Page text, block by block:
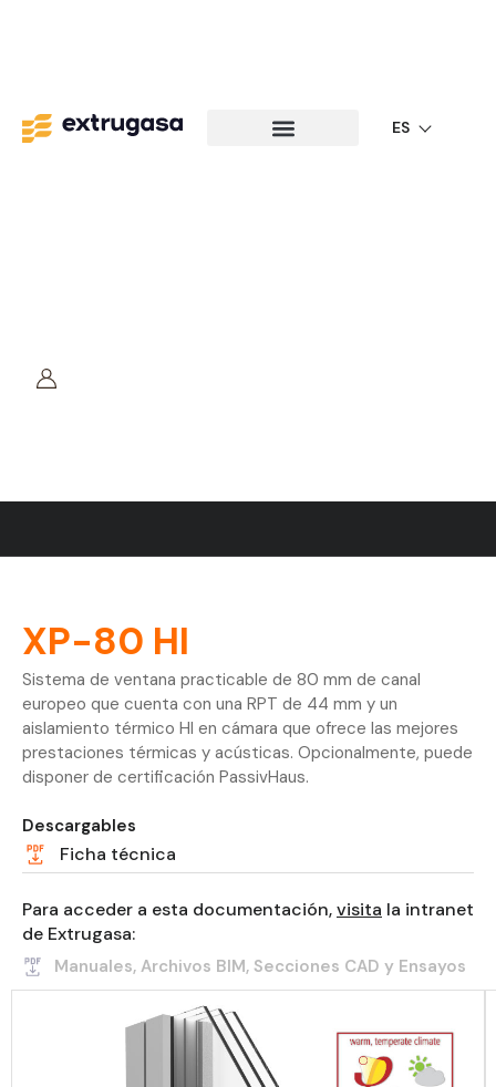
ES
XP-80 HI
Sistema de ventana practicable de 80 mm de canal
europeo que cuenta con una RPT de 44 mm y un
aislamiento térmico HI en cámara que ofrece las mejores
prestaciones térmicas y acústicas. Opcionalmente, puede
disponer de certificación PassivHaus.
Descargables
Ficha técnica
Para acceder a esta documentación,visita la intranet
de Extrugasa:
Manuales, Archivos BIM, Secciones CAD y Ensayos